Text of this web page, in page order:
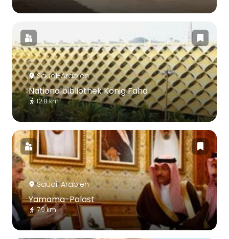
Saudi-Arabien
Nationalbibliothek König Fahd
12.8 km
Saudi-Arabien
Yamama-Palast
7.9 km